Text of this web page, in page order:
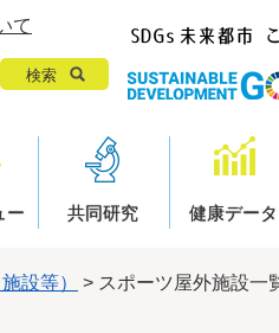
て
検索
ー 共同研究 健康データ
設等） > スポーツ屋外施設一